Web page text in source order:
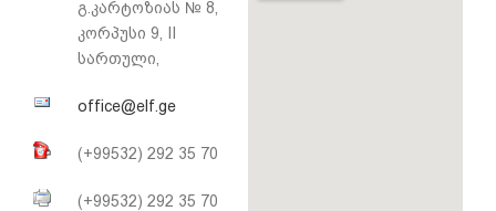
გ.კარტოზიას № 8,
კორპუსი 9, II
სართული,
office@elf.ge
(+99532) 292 35 70
(+99532) 292 35 70